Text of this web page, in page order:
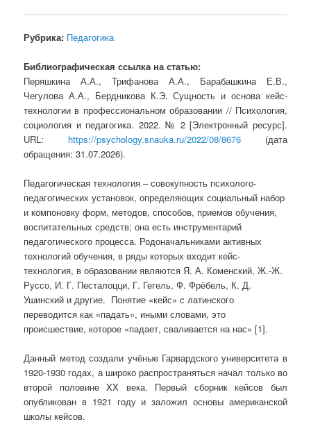
Рубрика: Педагогика
Библиографическая ссылка на статью:
Перяшкина А.А., Трифанова А.А., Барабашкина Е.В.,
Чегулова А.А., Бердникова К.Э. Сущность и основа кейс-
технологии в профессиональном образовании // Психология,
социология и педагогика. 2022. № 2 [Электронный ресурс].
URL: https://psychology.snauka.ru/2022/08/8676 (дата
обращения: 31.07.2026).
Педагогическая технология – совокупность психолого-
педагогических установок, определяющих социальный набор
и компоновку форм, методов, способов, приемов обучения,
воспитательных средств; она есть инструментарий
педагогического процесса. Родоначальниками активных
технологий обучения, в ряды которых входит кейс-
технология, в образовании являются Я. А. Коменский, Ж.-Ж.
Руссо, И. Г. Песталоцци, Г. Гегель, Ф. Фрёбель, К. Д.
Ушинский и другие. Понятие «кейс» с латинского
переводится как «падать», иными словами, это
происшествие, которое «падает, сваливается на нас» [1].
Данный метод создали учёные Гарвардского университета в
1920-1930 годах, а широко распространяться начал только во
второй половине XX века. Первый сборник кейсов был
опубликован в 1921 году и заложил основы американской
школы кейсов.